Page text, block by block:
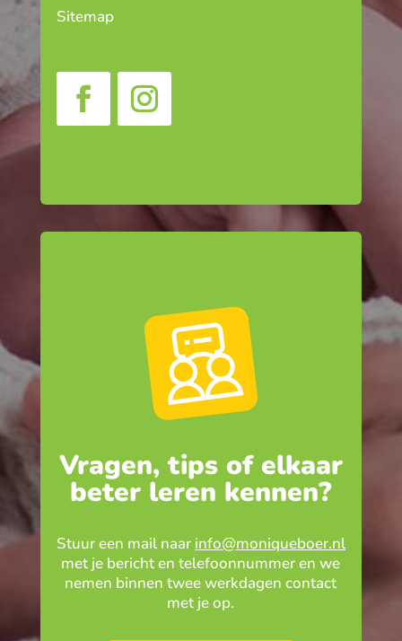
Sitemap
Vragen, tips of elkaar
beter leren kennen?
Stuur een mail naar info@moniqueboer.nl
met je bericht en telefoonnummer en we
nemen binnen twee werkdagen contact
met je op.